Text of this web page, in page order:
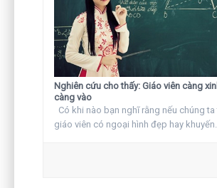
Nghiên cứu cho thấy: Giáo viên càng
càng vào
Có khi nào bạn nghĩ rằng nếu chúng
giáo viên có ngoại hình đẹp hay khuyến...